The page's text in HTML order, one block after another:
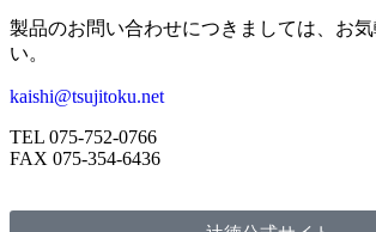
製品のお問い合わせにつきましては、お
い。
kaishi@tsujitoku.net
TEL 075-752-0766
FAX 075-354-6436